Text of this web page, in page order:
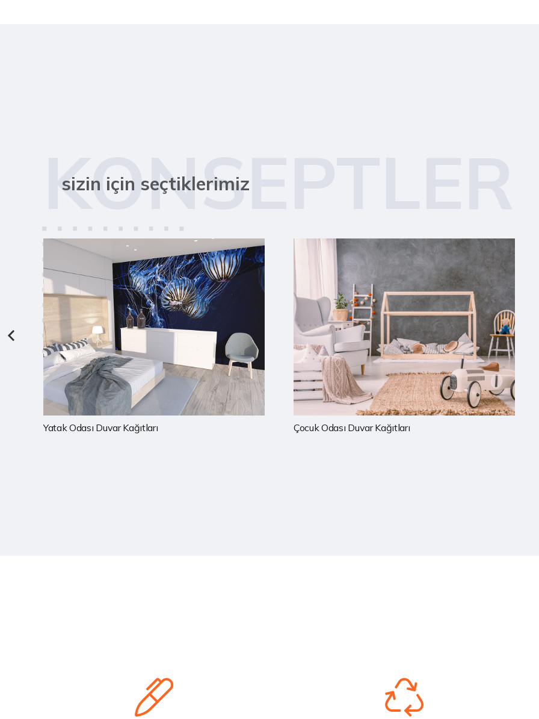
KONSEPTLER
sizin için seçtiklerimiz
Çocuk Odası Duvar Kağıtları Mutfak Duvar Kağıtları